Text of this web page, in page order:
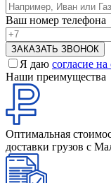
Ваш номер телефона
Я даю согласие
Наши преимущества
Оптимальная
доставки грузов с